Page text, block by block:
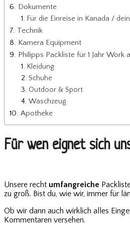
Dokumente
Für die Einreise in Kanada /
Technik
Kamera Equipment
Philipps Packliste für 1 Jahr Work
Kleidung
Schuhe
Outdoor & Sport
Waschzeug
Apotheke
Für wen eignet sich
Unsere recht umfangreiche
zu groß. Bist du, wie wir, immer für
Ob wir dann auch wirklich alles
Kommentaren versehen.